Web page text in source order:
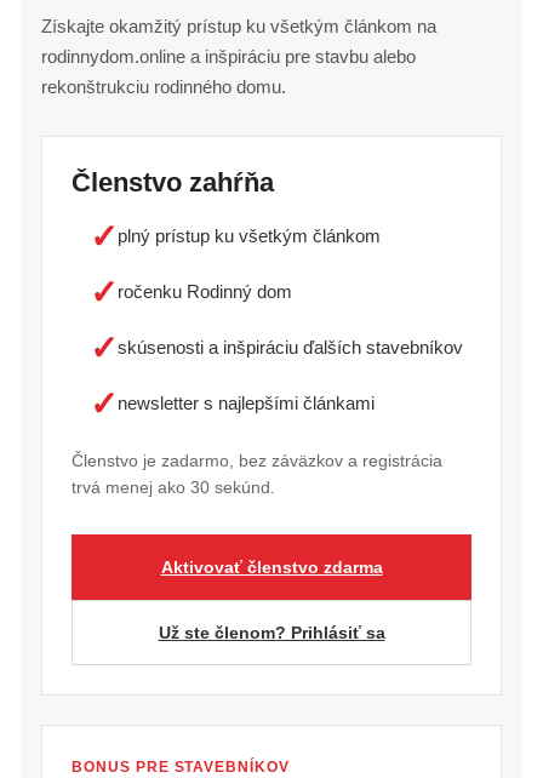
Získajte okamžitý prístup ku všetkým článkom na
rodinnydom.online a inšpiráciu pre stavbu alebo
rekonštrukciu rodinného domu.
Členstvo zahŕňa
✓ plný prístup ku všetkým článkom
✓ ročenku Rodinný dom
✓skúsenosti a inšpiráciu ďalších stavebníkov
✓ newsletter s najlepšími článkami
Členstvo je zadarmo, bez záväzkov a registrácia
trvá menej ako 30 sekúnd.
Aktivovať členstvo zdarma
Už ste členom? Prihlásiť sa
BONUS PRE STAVEBNÍKOV